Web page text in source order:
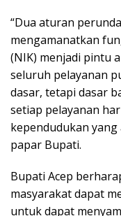
“Dua aturan
mengamanatkan
(NIK) menjadi pintu
seluruh pelayanan
dasar, tetapi dasar
setiap pelayanan
kependudukan
papar Bupati.
Bupati Acep
masyarakat dapat
untuk dapat